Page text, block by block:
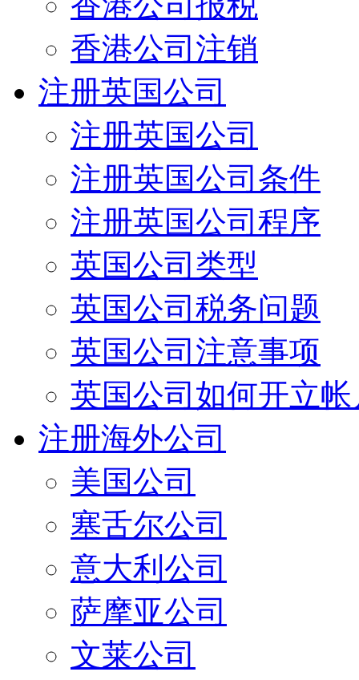
香港公司注销
注册英国公司
注册英国公司
注册英国公司条件
注册英国公司程序
英国公司类型
英国公司税务问题
英国公司注意事项
英国公司如何开立帐
注册海外公司
美国公司
塞舌尔公司
意大利公司
萨摩亚公司
文莱公司